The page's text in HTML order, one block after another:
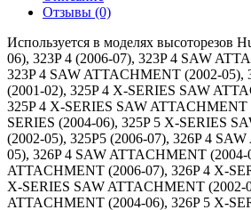
Отзывы (0)
Используется в моделях высоторезов
06), 323P 4 (2006-07), 323P 4 SAW
323P 4 SAW ATTACHMENT (2002-05),
(2001-02), 325P 4 X-SERIES SAW
325P 4 X-SERIES SAW ATTACHMENT
SERIES (2004-06), 325P 5 X-SERIES
(2002-05), 325P5 (2006-07), 326P 4
05), 326P 4 SAW ATTACHMENT (2004-
ATTACHMENT (2006-07), 326P 4 X-
X-SERIES SAW ATTACHMENT (2002-
ATTACHMENT (2004-06), 326P 5 X-